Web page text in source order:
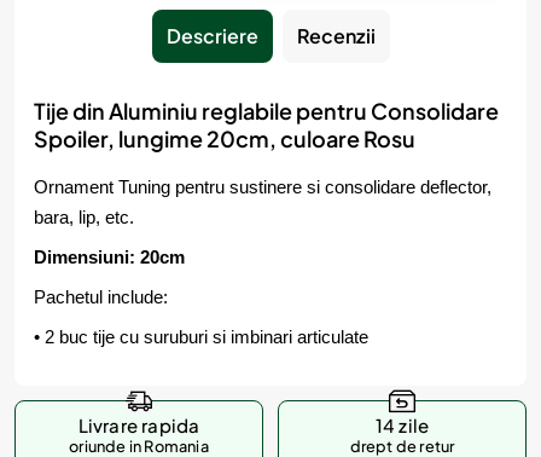
Descriere Recenzii
Tije din Aluminiu reglabile pentru Consolidare
Spoiler, lungime 20cm, culoare Rosu
Ornament Tuning pentru sustinere si consolidare deflector,
bara, lip, etc.
Dimensiuni: 20cm
Pachetul include:
• 2 buc tije cu suruburi si imbinari articulate
Livrare rapida
oriunde in Romania
14 zile
drept de retur